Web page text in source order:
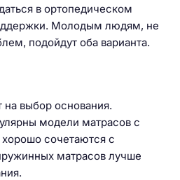
в ортопедическом
Молодым людям, не
подойдут оба варианта.
на выбор основания.
модели матрасов с
сочетаются с
матрасов лучше